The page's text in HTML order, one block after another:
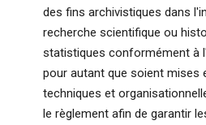
des fins archivistiques dans
recherche scientifique ou
statistiques conformément à
pour autant que soient mises
techniques et
le règlement afin de garantir